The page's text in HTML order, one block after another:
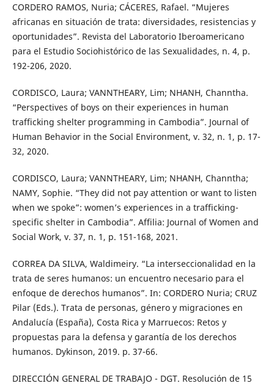
CORDERO RAMOS, Nuria; CÁCERES, Rafael. “Mujeres
africanas en situación de trata: diversidades, resistencias y
oportunidades”. Revista del Laboratorio Iberoamericano
para el Estudio Sociohistórico de las Sexualidades, n. 4, p.
192-206, 2020.
CORDISCO, Laura; VANNTHEARY, Lim; NHANH, Channtha.
“Perspectives of boys on their experiences in human
trafficking shelter programming in Cambodia”. Journal of
Human Behavior in the Social Environment, v. 32, n. 1, p. 17-
32, 2020.
CORDISCO, Laura; VANNTHEARY, Lim; NHANH, Channtha;
NAMY, Sophie. “They did not pay attention or want to listen
when we spoke”: women’s experiences in a trafficking-
specific shelter in Cambodia”. Affilia: Journal of Women and
Social Work, v. 37, n. 1, p. 151-168, 2021.
CORREA DA SILVA, Waldimeiry. “La interseccionalidad en la
trata de seres humanos: un encuentro necesario para el
enfoque de derechos humanos”. In: CORDERO Nuria; CRUZ
Pilar (Eds.). Trata de personas, género y migraciones en
Andalucía (España), Costa Rica y Marruecos: Retos y
propuestas para la defensa y garantía de los derechos
humanos. Dykinson, 2019. p. 37-66.
DIRECCIÓN GENERAL DE TRABAJO - DGT. Resolución de 15